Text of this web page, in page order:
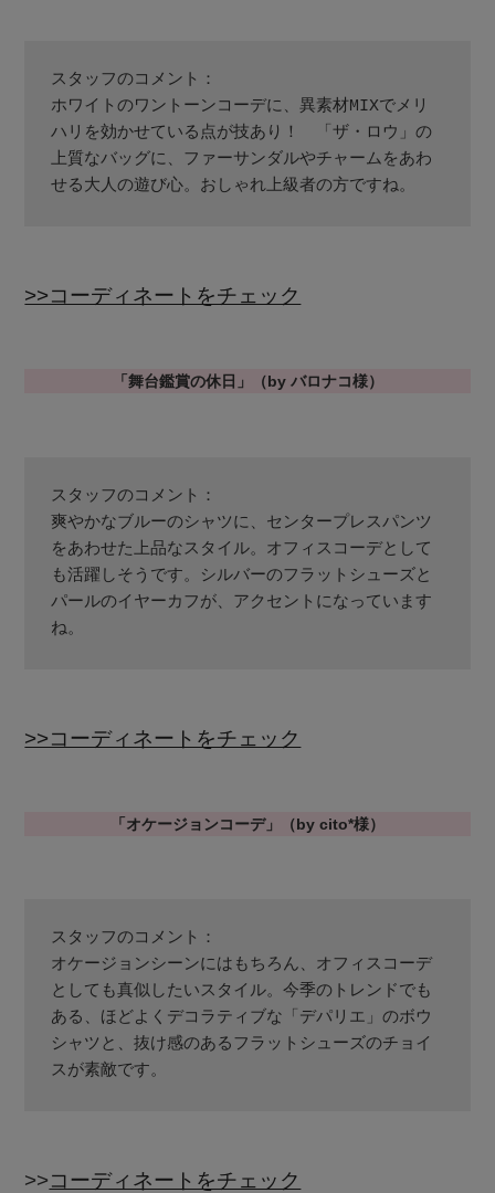
ベーシックとトレンドが交差する16の名品
Stay inthe Loop
ELLE SHOP 公式アプリ
スタッフのコメント：
ホワイトのワントーンコーデに、異素材MIXでメリ
ハリを効かせている点が技あり！　「ザ・ロウ」の
上質なバッグに、ファーサンダルやチャームをあわ
せる大人の遊び心。おしゃれ上級者の方ですね。
>>コーディネートをチェック
「舞台鑑賞の休日」（by バロナコ様）
スタッフのコメント：
爽やかなブルーのシャツに、センタープレスパンツ
をあわせた上品なスタイル。オフィスコーデとして
も活躍しそうです。シルバーのフラットシューズと
パールのイヤーカフが、アクセントになっています
ね。
>>コーディネートをチェック
「オケージョンコーデ」（by cito*様）
スタッフのコメント：
オケージョンシーンにはもちろん、オフィスコーデ
としても真似したいスタイル。今季のトレンドでも
ある、ほどよくデコラティブな「デパリエ」のボウ
シャツと、抜け感のあるフラットシューズのチョイ
スが素敵です。
>>コーディネートをチェック